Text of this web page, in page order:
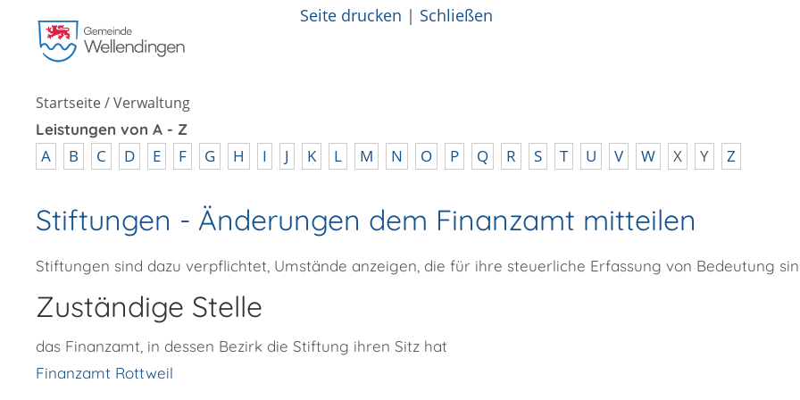
Seite drucken | Schließen
Startseite/Verwaltung
Leistungen von A - Z
A B C D E F G H I J K L M N O P Q R S T U V W X Y Z
Stiftungen - Änderungen dem Finanzamt mitteilen
Stiftungen sind dazu verpflichtet, Umstände anzeigen, die für ihre steuerliche Erfassung von Bedeutung
Zuständige Stelle
das Finanzamt, in dessen Bezirk die Stiftung ihren Sitz hat
Finanzamt Rottweil